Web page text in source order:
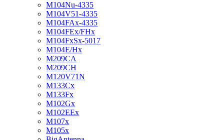
M104Nu-4335
M104V51-4335
M104FAx-4335
M104FEx/FHx
M104FxSx-5017
M104E/Hx
M209CA
M209CH
M120V71N
M133Cx
M133Fx
M102Gx
M102EEx
M107x
M105x